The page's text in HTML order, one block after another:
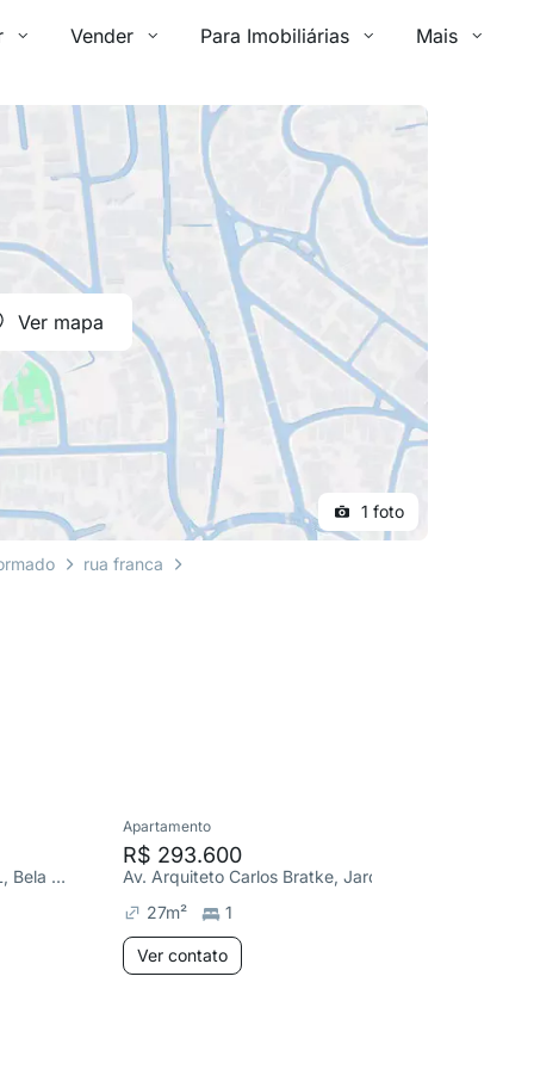
Vender Para Imobiliárias Mais
Ver mapa
1 foto
rua franca
R SÃO CARLOS DO PINHAL, Bela Vista
Apartamento
R$ 293.600
27m² 1
Ver contato